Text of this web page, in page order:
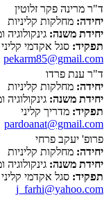
ד"ר מרינה פקר זלוטין
יחידה: מחלקות קליניות
יחידת משנה: גינקולוגיה
תפקיד: סגל אקדמי קליני
pekarm85@gmail.com
ד"ר ענת פרדו
יחידה: מחלקות קליניות
יחידת משנה: גינקולוגיה
תפקיד: מדריך קליני
pardoanat@gmail.com
פרופ' יעקב פרחי
יחידה: מחלקות קליניות
יחידת משנה: גינקולוגיה
תפקיד: סגל אקדמי קליני
j_farhi@yahoo.com